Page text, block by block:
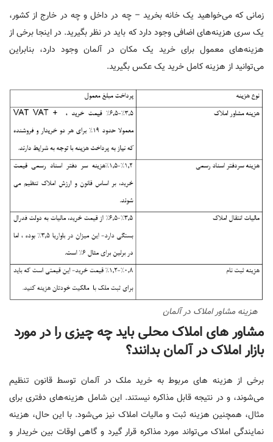
زمانی که می‌خواهید یک خانه بخرید – چه در داخل و چه در خارج از کشور،
یک سری هزینه‌های اضافی وجود دارد که باید در نظر بگیرید. در اینجا برخی از
هزینه‌های معمول برای خرید یک مکان در آلمان وجود دارد، بنابراین
می‌توانید از هزینه کامل خرید یک عکس بگیرید.
هزینه مشاور املاک در آلمان
مشاور ‌های املاک محلی باید چه چیزی را در مورد
بازار املاک در آلمان بدانند؟
برخی از هزینه ‌های مربوط به خرید ملک در آلمان توسط قانون تنظیم
می‌شوند، و در نتیجه قابل مذاکره نیستند. این شامل هزینه‌‌های دفتری برای
مثال، همچنین هزینه ثبت و مالیات املاک نیز می‌شود. با این حال، هزینه
نمایندگی املاک می‌تواند مورد مذاکره قرار گیرد و گاهی اوقات بین خریدار و